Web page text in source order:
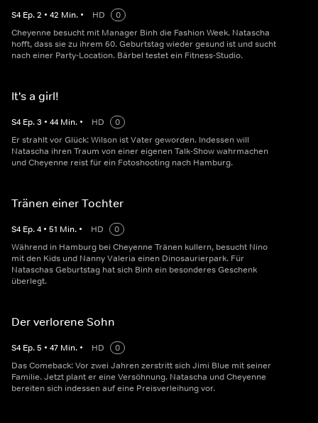
S4 Ep.2 • 42 Min. • HD
0
Cheyenne besucht mit Manager Binh die Fashion Week. Natascha
hofft, dass sie zu ihrem 60. Geburtstag wieder gesund ist und sucht
nach einer Party-Location. Bärbel testet ein Fitness-Studio.
It's a girl!
S4 Ep.3 • 44 Min. • HD
0
Er strahlt vor Glück: Wilson ist Vater geworden. Indessen will
Natascha ihren Traum von einer eigenen Talk-Show wahrmachen
und Cheyenne reist für ein Fotoshooting nach Hamburg.
Tränen einer Tochter
S4 Ep.4 • 51 Min. • HD
0
Während in Hamburg bei Cheyenne Tränen kullern, besucht Nino
mit den Kids und Nanny Valeria einen Dinosaurierpark. Für
Nataschas Geburtstag hat sich Binh ein besonderes Geschenk
überlegt.
Der verlorene Sohn
S4 Ep.5 • 47 Min. • HD
0
Das Comeback: Vor zwei Jahren zerstritt sich Jimi Blue mit seiner
Familie. Jetzt plant er eine Versöhnung. Natascha und Cheyenne
bereiten sich indessen auf eine Preisverleihung vor.